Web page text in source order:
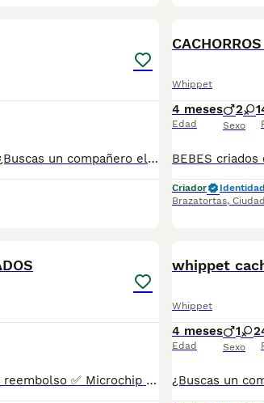
HOLA HOLA 🐾 WHIPPET DISPONIBLE 🐾 ¿Buscas un compañero elegante, cariñoso y equilibrado? Disponemos de preciosos cachorros Whippet criados con máxima dedicación y cariño. ✅ Entrega en toda España ✅ Pago contra reembolso ✅ Microchip implantado ✅ Cartilla sanitaria oficial ✅ Vacunaciones al día según edad ✅ Desparasitaciones internas y externas ✅ Cachorros completamente socializados ✅ Iniciados a hacer sus necesidades en empapadores ✅ Padres equilibrados, sanos y con excelente carácter Nuestros cachorros crecen en un entorno familiar, recibiendo atención diaria para garantizar un desarrollo físico y emocional excepcional. atiendo -- 67.0864.332 Seriedad, confianza y atención personalizada durante todo el proceso. ¡Consúlta sin compromiso!
Whippet
4 meses
Edad
2 1
Sexo
Criador
Brazatortas,
✅ Entrega en toda España ✅ Pago contra reembolso ✅ Microchip implantado ✅ Cartilla sanitaria oficial ✅ Vacunaciones al día según edad ✅ Desparasitaciones internas y externas ✅ Cachorros completamente socializados ✅ Iniciados a hacer sus necesidades en empapadores ✅ Padres equilibrados, sanos y con excelente carácter Nuestros cachorros crecen en un entorno familiar, recibiendo atención diaria para garantizar un desarrollo físico y emocional excepcional. atiendo -- 67.0864.332 Seriedad, confianza y atención personalizada durante todo el proceso. ¡Consúlta sin compromiso!
whippet
Whippet
4 meses
Edad
1 2
Sexo